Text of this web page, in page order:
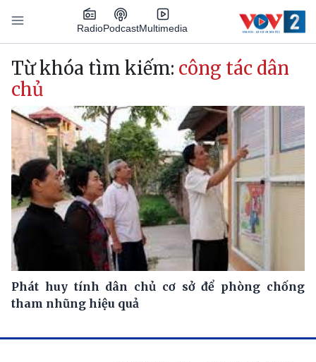
Nhảy đến nội dung
RadioPodcastMultimedia
Main navigation
Từ khóa tìm kiếm: công tác dân
chủ
Phát huy tính dân chủ cơ sở để phòng chống
tham nhũng hiệu quả